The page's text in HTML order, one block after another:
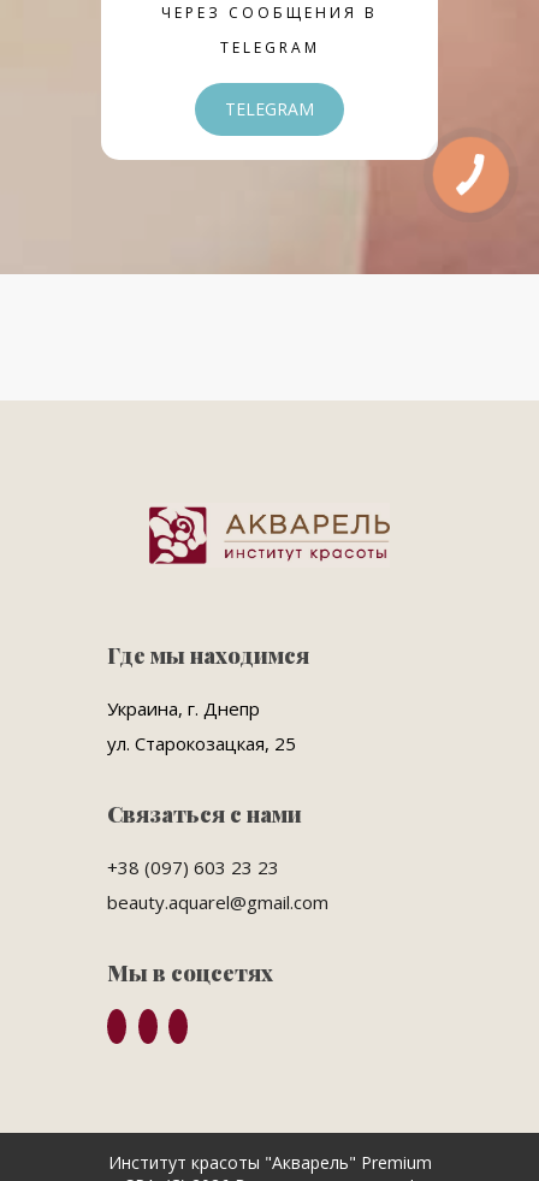
ЧЕРЕЗ СООБЩЕНИЯ В
TELEGRAM
TELEGRAM
Где мы находимся
Украина, г. Днепр
ул. Старокозацкая, 25
Связаться с нами
+38 (097) 603 23 23
beauty.aquarel@gmail.com
Мы в соцсетях
Институт красоты "Акварель" Premium